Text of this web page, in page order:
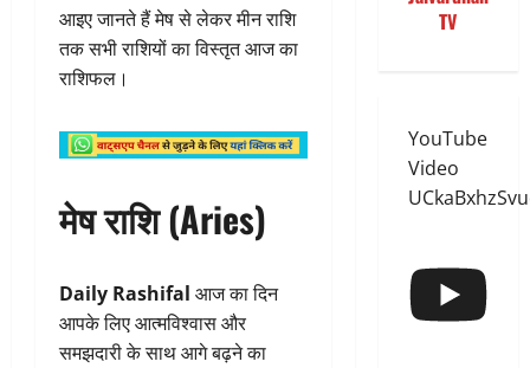
आइए जानते हैं मेष से लेकर मीन राशि
तक सभी राशियों का विस्तृत आज का
राशिफल।
मेष राशि (Aries)
Daily Rashifal आज का दिन
आपके लिए आत्मविश्वास और
समझदारी के साथ आगे बढ़ने का
TV
YouTube
Video